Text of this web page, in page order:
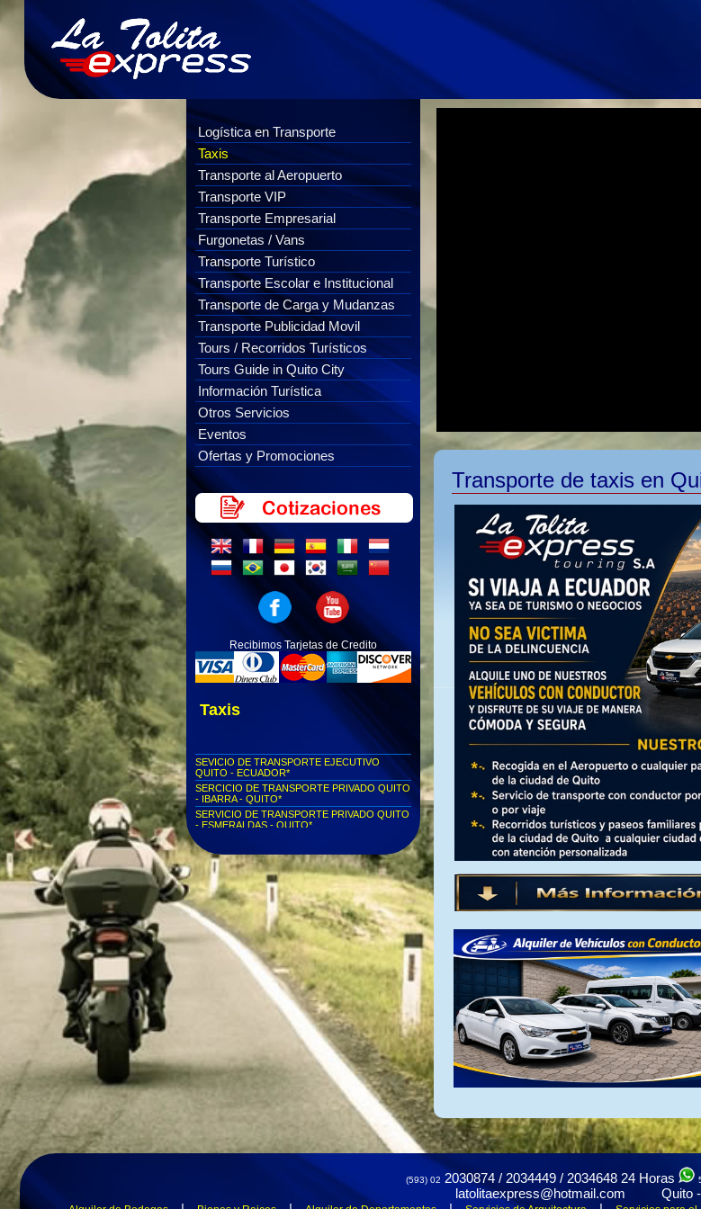
Transporte de taxis en
Logística en Transporte
Taxis
Transporte al Aeropuerto
Transporte VIP
Transporte Empresarial
Furgonetas / Vans
Transporte Turístico
Transporte Escolar e Institucional
Transporte de Carga y Mudanzas
Transporte Publicidad Movil
Tours / Recorridos Turísticos
Tours Guide in Quito City
Información Turística
Otros Servicios
Eventos
Ofertas y Promociones
Recibimos Tarjetas de Credito
Taxis
SEVICIO DE TRANSPORTE EJECUTIVO
QUITO - ECUADOR*
SERCICIO DE TRANSPORTE PRIVADO QUITO
- IBARRA - QUITO*
SERVICIO DE TRANSPORTE PRIVADO QUITO
- ESMERALDAS - QUITO*
VIAJES DESDE QUITO A CUALQUIER CIUDAD
DEL ECUADOR IDA O REGRESO**
Servicio puerta a puerta Quito - Píllaro...
Servicio puerta a puerta Quito - Otavalo...
Servicio puerta a puerta Quito - Tonsupa...
Servicio puerta a puerta Quito - Esmeraldas...
Servicio puerta a puerta Quito - Ibarra...
Pide tu taxi privado y llega a tiempo a donde
necesites...
Transporte VIP Express Quito - Ibarra - Quito...
Transporte Ejecutivo Puerta a puerta...
Taxi Quito Ibarra / Servicio puerta a puerta...
Entregas y repartos puerta a puerta - Transporte
Taxi puerta a puerta barato Ibarra La Tolita
Servicio de transporte / servicio puerta puerta /
Ecuador...
Puerta puerta Ibarra Quito / Aeropuerto La Tolita
Taxi Vip puerta puerta / Quito - Ibarra - Quito...
Transporte Ibarra Servicios Ecuador...
Transporte Quito - Ibarra Quito - Pichincha...
Transporte puerta a puerta Quito - Ibarra - Quito,
servicios La Tolita Express...
(593) 02 2030874 / 2034449 / 2034648 24 Horas
latolitaexpress@hotmail.com Quito -